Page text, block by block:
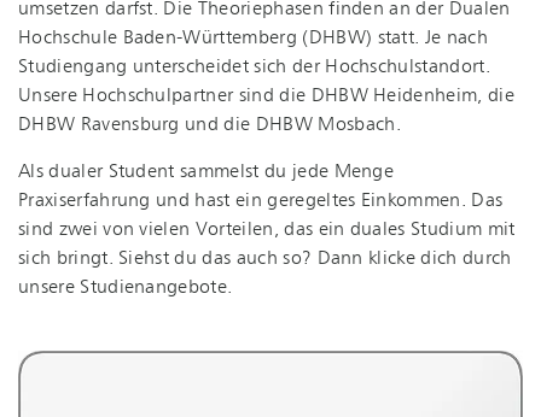
umsetzen darfst. Die Theoriephasen finden an der Dualen
Hochschule Ba­den-Würt­tem­berg (DHBW) statt. Je nach
Studiengang unterscheidet sich der Hoch­schul­stand­ort.
Unsere Hoch­schul­part­ner sind die DHBW Heidenheim, die
DHBW Ravensburg und die DHBW Mosbach.
Als dualer Student sammelst du jede Menge
Praxiserfahrung und hast ein geregeltes Einkommen. Das
sind zwei von vielen Vorteilen, das ein duales Studium mit
sich bringt. Siehst du das auch so? Dann klicke dich durch
unsere Studienangebote.